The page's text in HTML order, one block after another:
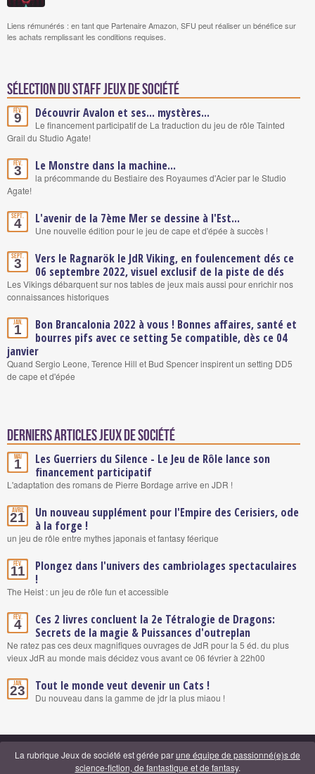
Liens rémunérés : en tant que Partenaire Amazon, SFU peut réaliser un bénéfice sur
les achats remplissant les conditions requises.
Sélection du staff Jeux de société
Fév.
9 Découvrir Avalon et ses... mystères...
Le financement participatif de La traduction du jeu de rôle Tainted
Grail du Studio Agate!
Fév.
3 Le Monstre dans la machine...
la précommande du Bestiaire des Royaumes d'Acier par le Studio
Agate!
Sept.
4 L'avenir de la 7ème Mer se dessine à l'Est...
Une nouvelle édition pour le jeu de cape et d'épée à succès !
Sept.
3
Vers le Ragnarök le JdR Viking, en foulencement dés ce
06 septembre 2022, visuel exclusif de la piste de dés
Les Vikings débarquent sur nos tables de jeux mais aussi pour enrichir nos
connaissances historiques
Jan.
1
Bon Brancalonia 2022 à vous ! Bonnes affaires, santé et
bourres pifs avec ce setting 5e compatible, dès ce 04
janvier
Quand Sergio Leone, Terence Hill et Bud Spencer inspirent un setting DD5
de cape et d'épée
Derniers articles Jeux de société
Mai
1
Les Guerriers du Silence - Le Jeu de Rôle lance son
financement participatif
L'adaptation des romans de Pierre Bordage arrive en JDR !
Avril
21
Un nouveau supplément pour l'Empire des Cerisiers, ode
à la forge !
un jeu de rôle entre mythes japonais et fantasy féerique
Fév.
11
Plongez dans l'univers des cambriolages spectaculaires
!
The Heist : un jeu de rôle fun et accessible
Fév.
4
Ces 2 livres concluent la 2e Tétralogie de Dragons:
Secrets de la magie & Puissances d'outreplan
Ne ratez pas ces deux magnifiques ouvrages de JdR pour la 5 éd. du plus
vieux JdR au monde mais décidez vous avant ce 06 février à 22h00
Jan.
23 Tout le monde veut devenir un Cats !
Du nouveau dans la gamme de jdr la plus miaou !
La rubrique Jeux de société est gérée parune équipe de passionné(e)s de
science-fiction, de fantastique et de fantasy.